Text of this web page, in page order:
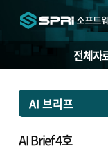
전체자
AI 브리프
AI Brief 4호